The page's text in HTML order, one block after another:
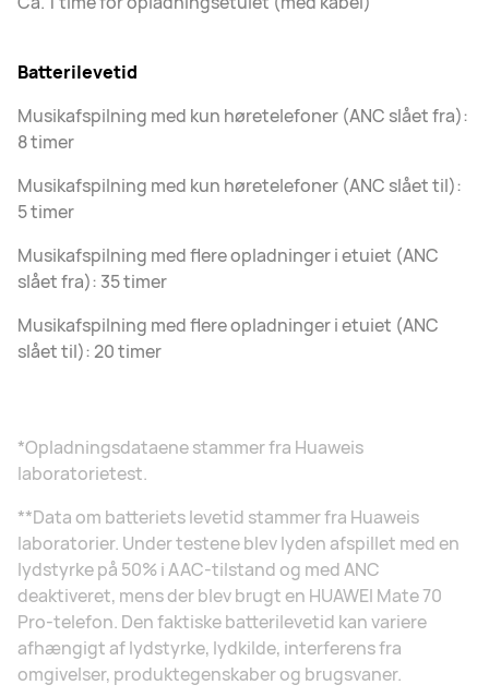
Batterilevetid
Musikafspilning med kun høretelefoner (ANC slået fra):
8 timer
Musikafspilning med kun høretelefoner (ANC slået til):
5 timer
Musikafspilning med flere opladninger i etuiet (ANC
slået fra): 35 timer
Musikafspilning med flere opladninger i etuiet (ANC
slået til): 20 timer
*Opladningsdataene stammer fra Huaweis
laboratorietest.
**Data om batteriets levetid stammer fra Huaweis
laboratorier. Under testene blev lyden afspillet med en
lydstyrke på 50% i AAC-tilstand og med ANC
deaktiveret, mens der blev brugt en HUAWEI Mate 70
Pro-telefon. Den faktiske batterilevetid kan variere
afhængigt af lydstyrke, lydkilde, interferens fra
omgivelser, produktegenskaber og brugsvaner.